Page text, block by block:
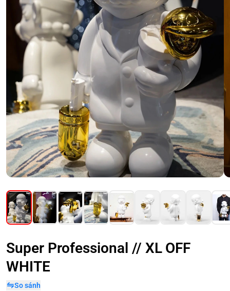
Super Professional // XL OFF
WHITE
So sánh